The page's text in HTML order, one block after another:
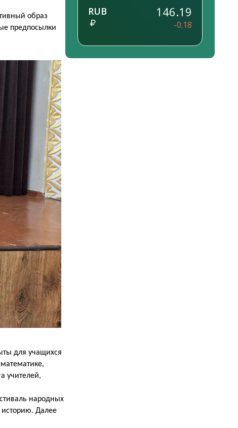
образ
предпосылки
для учащихся
учителей,
народных
историю. Далее
RUB 146.19
-0.18